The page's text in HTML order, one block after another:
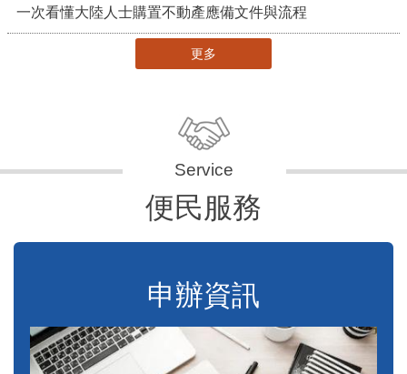
一次看懂大陸人士購置不動產應備文件與流程
更多
便民服務
申辦資訊